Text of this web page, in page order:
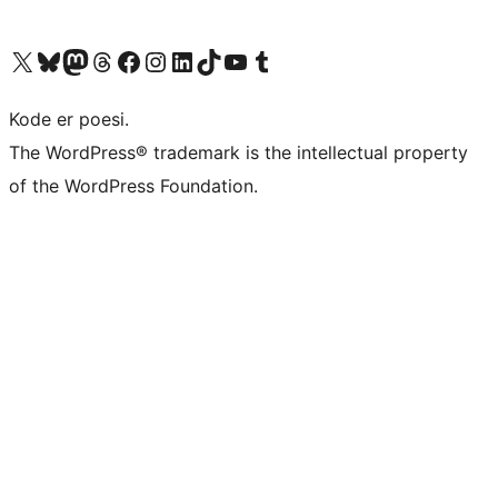
Besøk vår konto på X Visit our Bluesky account
Besøk vår Mastodon-konto
Visit our Threads account
Besøk vår Facebook-sideBesøk vår Instagram-konto
Besøk vår LinkedIn-konto
Visit our TikTok account
Visit our YouTube channel
Visit our Tumblr account
Kode er poesi.
The WordPress® trademark is the intellectual property
of the WordPress Foundation.